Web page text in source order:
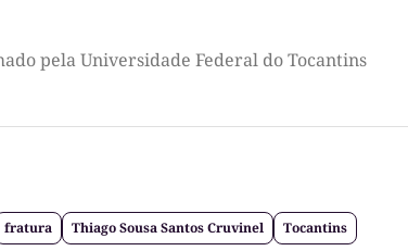
pela Universidade Federal do Tocantins
fratura Thiago Sousa Santos Cruvinel Tocantins